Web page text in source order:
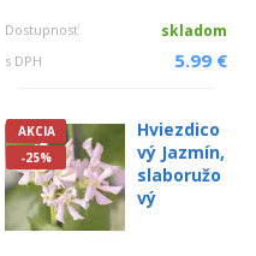
Dostupnosť skladom
s DPH 5.99 €
AKCIA
-25%
Hviezdico
vý Jazmín,
slaboružo
vý